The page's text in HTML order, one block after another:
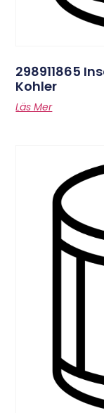
298911865
Kohler
Läs Mer